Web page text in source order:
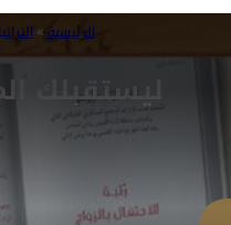
الرئيسية » التراتيل
ليستقبلك